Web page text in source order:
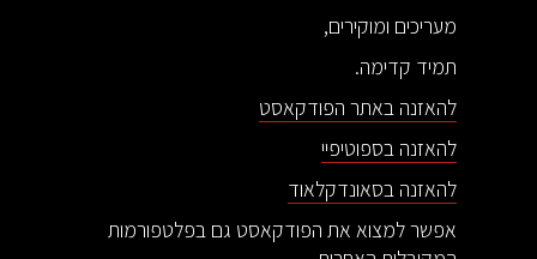
מעריכים ומוקירים,
תמיד קדימה.
להאזנה באתר הפודקאסט
להאזנה בספוטיפיי
להאזנה בסאונדקלאוד
אפשר למצוא את הפודקאסט גם בפלטפורמות